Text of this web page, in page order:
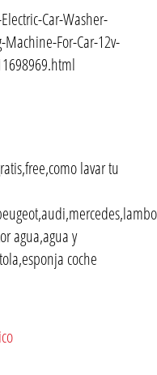
Car-Washer-
For-Car-12v-
lavar tu
agua,agua y
coche